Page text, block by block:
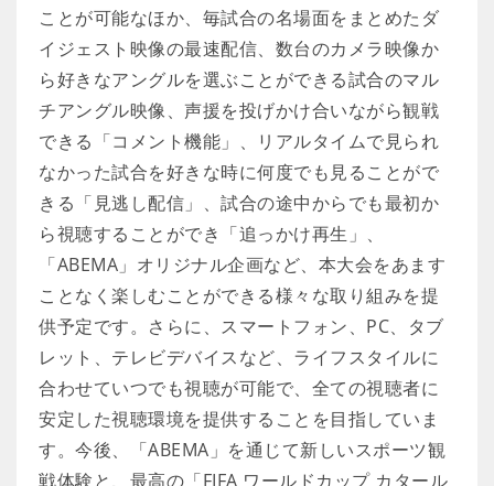
ことが可能なほか、毎試合の名場面をまとめたダ
イジェスト映像の最速配信、数台のカメラ映像か
ら好きなアングルを選ぶことができる試合のマル
チアングル映像、声援を投げかけ合いながら観戦
できる「コメント機能」、リアルタイムで見られ
なかった試合を好きな時に何度でも見ることがで
きる「見逃し配信」、試合の途中からでも最初か
ら視聴することができ「追っかけ再生」、
「ABEMA」オリジナル企画など、本大会をあます
ことなく楽しむことができる様々な取り組みを提
供予定です。さらに、スマートフォン、PC、タブ
レット、テレビデバイスなど、ライフスタイルに
合わせていつでも視聴が可能で、全ての視聴者に
安定した視聴環境を提供することを目指していま
す。今後、「ABEMA」を通じて新しいスポーツ観
戦体験と、最高の「FIFA ワールドカップ カタール